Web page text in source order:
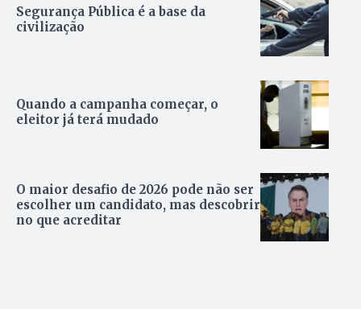
Segurança Pública é a base da
civilização
Quando a campanha começar, o
eleitor já terá mudado
O maior desafio de 2026 pode não ser
escolher um candidato, mas descobrir
no que acreditar